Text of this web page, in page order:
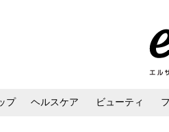
プ ヘルスケア ビューティ